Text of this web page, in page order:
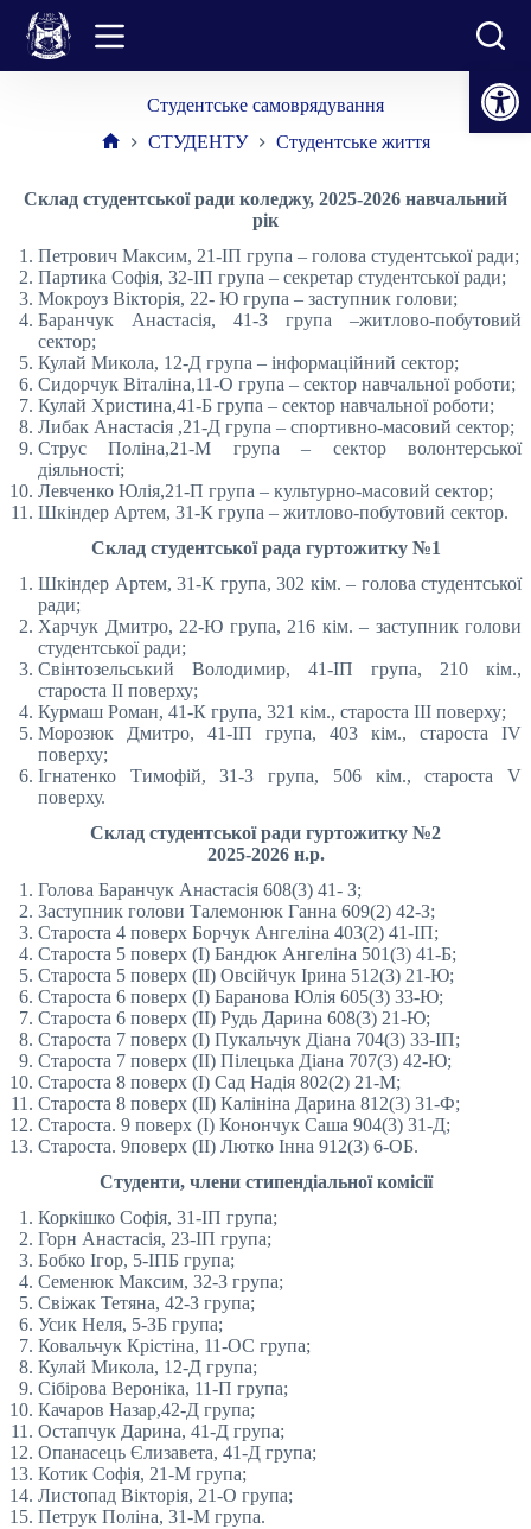
Відкрити Панель інструментів
Перейти
вмісту
Студентське самоврядування
СТУДЕНТУ Студентське життя
Склад студентської ради коледжу, 2025-2026 навчальний
рік
Петрович Максим, 21-ІП група – голова студентської ради;
Партика Софія, 32-ІП група – секретар студентської ради;
Мокроуз Вікторія, 22- Ю група – заступник голови;
Баранчук Анастасія, 41-З група –житлово-побутовий
сектор;
Кулай Микола, 12-Д група – інформаційний сектор;
Сидорчук Віталіна,11-О група – сектор навчальної роботи;
Кулай Христина,41-Б група – сектор навчальної роботи;
Либак Анастасія ,21-Д група – спортивно-масовий сектор;
Струс Поліна,21-М група – сектор волонтерської
діяльності;
Левченко Юлія,21-П група – культурно-масовий сектор;
Шкіндер Артем, 31-К група – житлово-побутовий сектор.
Cклад студентської рада гуртожитку №1
Шкіндер Артем, 31-К група, 302 кім. – голова студентської
ради;
Харчук Дмитро, 22-Ю група, 216 кім. – заступник голови
студентської ради;
Свінтозельський Володимир, 41-ІП група, 210 кім.,
староста ІІ поверху;
Курмаш Роман, 41-К група, 321 кім., староста ІІІ поверху;
Морозюк Дмитро, 41-ІП група, 403 кім., староста ІV
поверху;
Ігнатенко Тимофій, 31-З група, 506 кім., староста V
поверху.
Склад студентської ради гуртожитку №2
2025-2026 н.р.
Голова Баранчук Анастасія 608(3) 41- З;
Заступник голови Талемонюк Ганна 609(2) 42-З;
Староста 4 поверх Борчук Ангеліна 403(2) 41-ІП;
Староста 5 поверх (I) Бандюк Ангеліна 501(3) 41-Б;
Староста 5 поверх (II) Овсійчук Ірина 512(3) 21-Ю;
Староста 6 поверх (I) Баранова Юлія 605(3) 33-Ю;
Староста 6 поверх (II) Рудь Дарина 608(3) 21-Ю;
Староста 7 поверх (I) Пукальчук Діана 704(3) 33-ІП;
Староста 7 поверх (II) Пілецька Діана 707(3) 42-Ю;
Староста 8 поверх (I) Сад Надія 802(2) 21-М;
Староста 8 поверх (II) Калініна Дарина 812(3) 31-Ф;
Староста. 9 поверх (I) Конончук Саша 904(3) 31-Д;
Староста. 9поверх (II) Лютко Інна 912(3) 6-ОБ.
Студенти, члени стипендіальної комісії
Коркішко Софія, 31-ІП група;
Горн Анастасія, 23-ІП група;
Бобко Ігор, 5-ІПБ група;
Семенюк Максим, 32-З група;
Свіжак Тетяна, 42-З група;
Усик Неля, 5-ЗБ група;
Ковальчук Крістіна, 11-ОС група;
Кулай Микола, 12-Д група;
Сібірова Вероніка, 11-П група;
Качаров Назар,42-Д група;
Остапчук Дарина, 41-Д група;
Опанасець Єлизавета, 41-Д група;
Котик Софія, 21-М група;
Листопад Вікторія, 21-О група;
Петрук Поліна, 31-М група.